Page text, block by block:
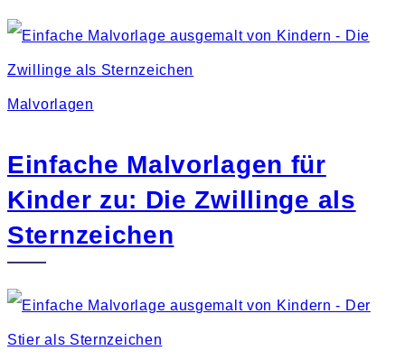
Malvorlagen
Einfache Malvorlagen für
Kinder zu: Die Zwillinge als
Sternzeichen